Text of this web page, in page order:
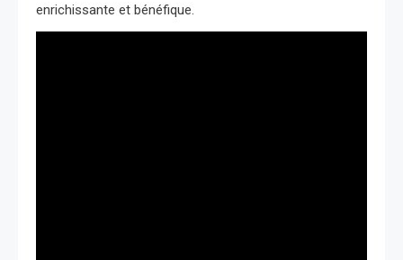
enrichissante et bénéfique.